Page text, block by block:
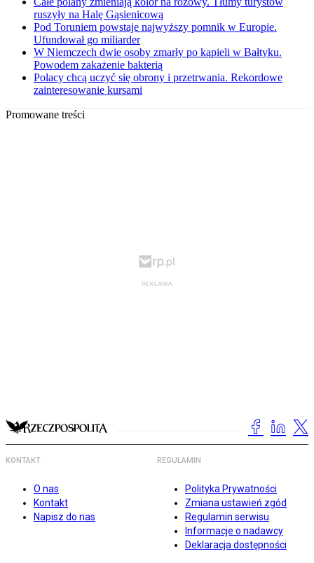
ruszyły na Halę Gąsienicową
Pod Toruniem powstaje najwyższy pomnik w Europie.
Ufundował go miliarder
W Niemczech dwie osoby zmarły po kąpieli w Bałtyku.
Powodem zakażenie bakterią
Polacy chcą uczyć się obrony i przetrwania. Rekordowe
zainteresowanie kursami
Promowane treści
KONTAKT
O nas
Kontakt
Napisz do nas
REGULAMIN
Polityka Prywatności
Zmiana ustawień zgód
Regulamin serwisu
Informacje o nadawcy
Deklaracja dostępności